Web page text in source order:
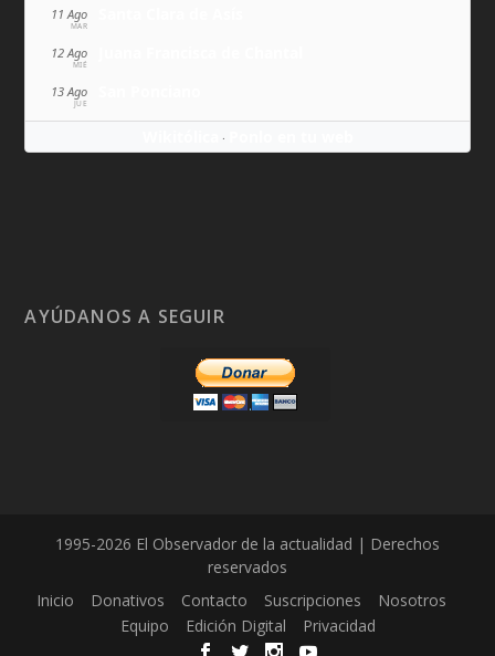
11 Ago
MAR
12 Ago
MIÉ
13 Ago
JUE
·
AYÚDANOS A SEGUIR
1995-2026 El Observador de la actualidad | Derechos
reservados
Inicio
Donativos Contacto Suscripciones
Nosotros
Equipo
Edición Digital Privacidad